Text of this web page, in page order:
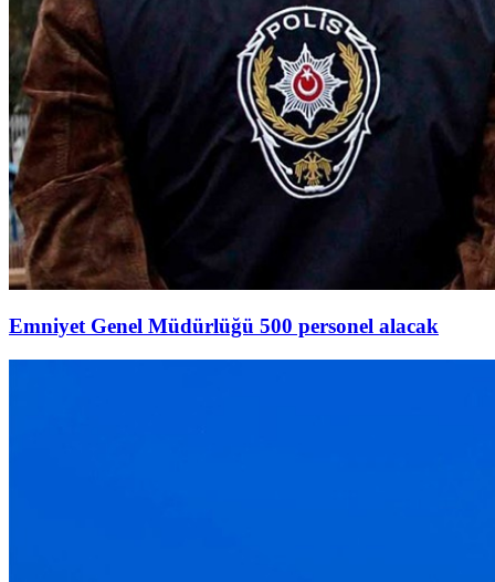
Emniyet Genel Müdürlüğü 500 personel alacak